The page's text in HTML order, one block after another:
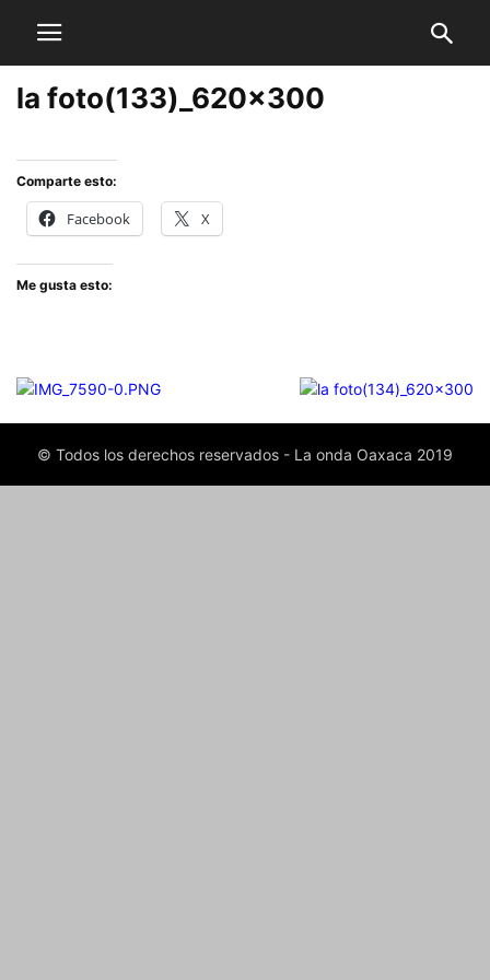
la foto(133)_620x300
Comparte esto:
Facebook X
Me gusta esto:
© Todos los derechos reservados - La onda Oaxaca 2019